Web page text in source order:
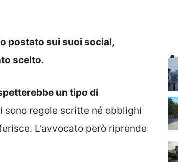
postato sui suoi social,
scelto.
un tipo di
sono regole scritte né obblighi
L’avvocato però riprende